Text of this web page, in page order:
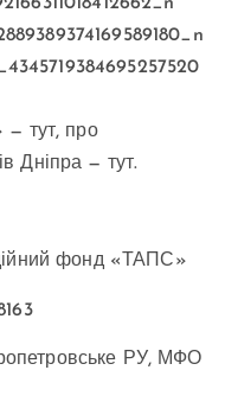
— тут, про
Дніпра — тут.
фонд «ТАПС»
РУ, МФО